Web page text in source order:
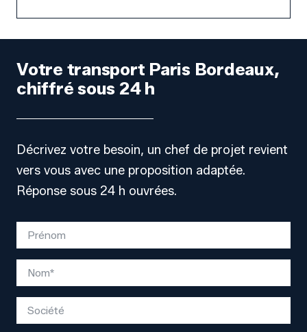
Votre transport Paris Bordeaux,
chiffré sous 24 h
Décrivez votre besoin, un chef de projet revient
vers vous avec une proposition adaptée.
Réponse sous 24 h ouvrées.